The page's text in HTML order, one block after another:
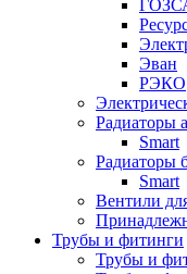
Эван
РЭКО
Радиаторы
Smart
Радиаторы
Smart
Вентили
Трубы и фитинги
Трубы и